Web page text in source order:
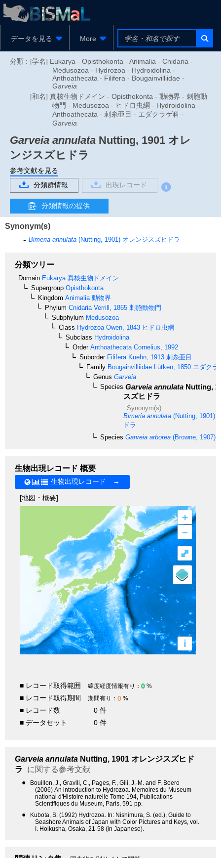
データを見る More
分類 : [学名] Eukarya - Opisthokonta - Animalia - Cnidaria -
Medusozoa - Hydrozoa - Hydroidolina -
Anthoathecata - Filifera - Bougainvilliidae -
Garveia
[和名] 真核生物ドメイン - Opisthokonta - 動物界 - 刺胞動
物門 - Medusozoa - ヒドロ虫綱 - Hydroidolina -
Anthoathecata - 刺糸亜目 - エダクラゲ科 -
Garveia
Garveia annulata Nutting, 1901 オレ
ンジスズヒドラ
参考文献を見る
分類群情報
出現レコード
分類情報の提供
Synonym(s)
Bimeria annulata (Nutting, 1901) オレンジスズヒドラ
分類ツリー
Domain Eukarya 真核生物ドメイン
Supergroup Opisthokonta
Kingdom Animalia 動物界
Phylum Cnidaria Verrill, 1865 刺胞動物門
Subphylum Medusozoa
Class Hydrozoa Owen, 1843 ヒドロ虫綱
Subclass Hydroidolina
OrderAnthoathecata Cornelius, 1992
SuborderFilifera Kuehn, 1913 刺糸亜目
Family Bougainvilliidae Lütken, 1850 エダクラ
Genus Garveia
Species Garveia annulata Nutting,
スズヒドラ
Synonym(s) :
Bimeria annulata (Nutting, 1901)
ドラ
Species Garveia arborea (Browne, 1907)
生物出現レコード 概要
生物出現レコード →
[地図・概要]
+
–
i
⤢
■ レコード取得範囲 緯度経度情報有り： 0 %
■ レコード取得期間 期間有り： 0 %
■ レコード数
0 件
■ データセット
0 件
Garveia annulata Nutting, 1901 オレンジスズヒド
ラ
に関する参考文献
●
Bouillon, J., Gravili, C., Pages, F., Gili, J.-M. and F. Boero
(2006) An introduction to Hydrozoa. Memoires du Museum
national d'Histoire naturelle Tome 194, Publications
Scientifiques du Museum, Paris, 591 pp.
●
Kubota, S. (1992) Hydrozoa. In: Nishimura, S. (ed.), Guide to
Seashore Animals of Japan with Color Pictures and Keys, vol.
I. Hoikusha, Osaka, 21-58 (in Japanese).